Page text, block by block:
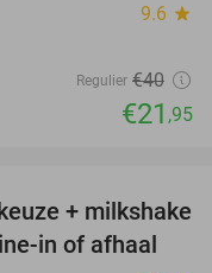
9.6 star
Regulier €40
€21 ,95
50%
+ milkshake
in of afhaal